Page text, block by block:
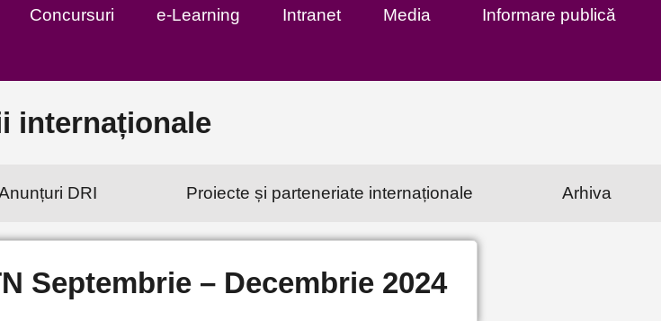
Concursuri e-Learning Intranet Media
Informare publică
internaționale
DRI Proiecte și parteneriate internaționale Arhiva
Septembrie – Decembrie 2024